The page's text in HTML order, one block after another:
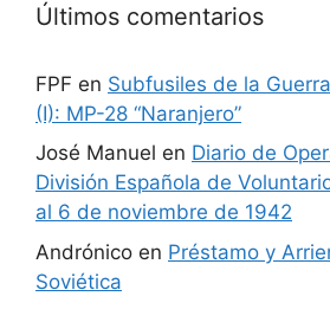
Últimos comentarios
FPF en Subfusiles de la
(I): MP-28 “Naranjero”
José Manuel en Diario de
División Española de
al 6 de noviembre de 1942
Andrónico en Préstamo y
Soviética